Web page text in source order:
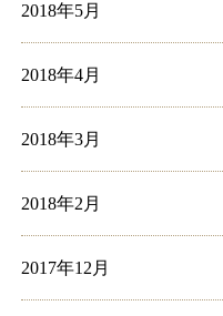
2018年5月
2018年4月
2018年3月
2018年2月
2017年12月